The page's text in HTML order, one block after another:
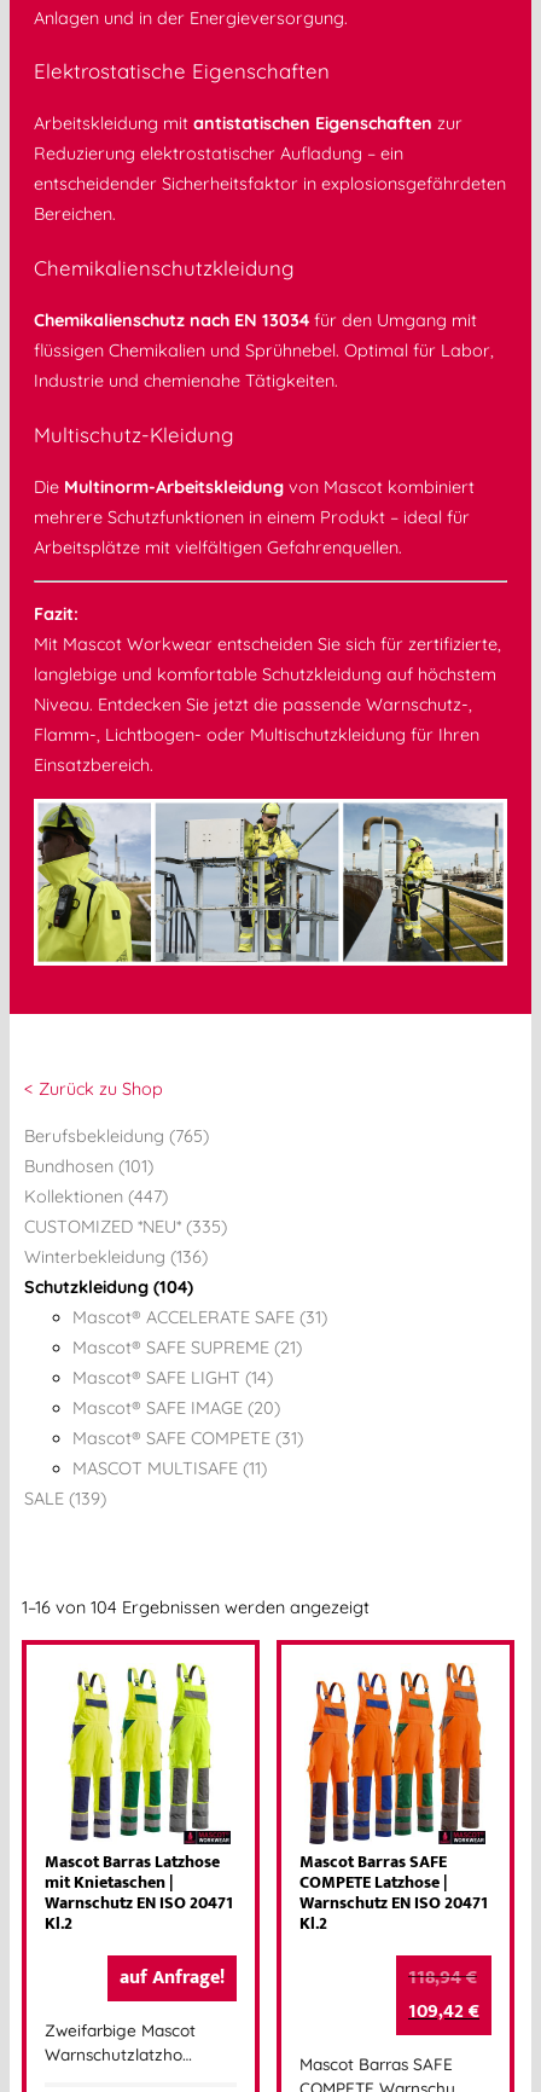
Anlagen und in der Energieversorgung.
Elektrostatische Eigenschaften
Arbeitskleidung mit antistatischen Eigenschaften zur
Reduzierung elektrostatischer Aufladung – ein
entscheidender Sicherheitsfaktor in explosionsgefährdeten
Bereichen.
Chemikalienschutzkleidung
Chemikalienschutz nach EN 13034 für den Umgang mit
flüssigen Chemikalien und Sprühnebel. Optimal für Labor,
Industrie und chemienahe Tätigkeiten.
Multischutz-Kleidung
Die Multinorm-Arbeitskleidung von Mascot kombiniert
mehrere Schutzfunktionen in einem Produkt – ideal für
Arbeitsplätze mit vielfältigen Gefahrenquellen.
Fazit:
Mit Mascot Workwear entscheiden Sie sich für zertifizierte,
langlebige und komfortable Schutzkleidung auf höchstem
Niveau. Entdecken Sie jetzt die passende Warnschutz-,
Flamm-, Lichtbogen- oder Multischutzkleidung für Ihren
Einsatzbereich.
< Zurück zu Shop
Berufsbekleidung (765)
Bundhosen (101)
Kollektionen (447)
CUSTOMIZED *NEU* (335)
Winterbekleidung (136)
Schutzkleidung (104)
Mascot® ACCELERATE SAFE (31)
Mascot® SAFE SUPREME (21)
Mascot® SAFE LIGHT (14)
Mascot® SAFE IMAGE (20)
Mascot® SAFE COMPETE (31)
MASCOT MULTISAFE (11)
SALE (139)
1–16 von 104 Ergebnissen werden angezeigt
Mascot Barras Latzhose
mit Knietaschen |
Warnschutz EN ISO 20471
Kl.2
auf Anfrage!
Zweifarbige Mascot
Warnschutzlatzho…
Mascot Barras SAFE
COMPETE Latzhose |
Warnschutz EN ISO 20471
Kl.2
118,94€
109,42€
Mascot Barras SAFE
COMPETE Warnschu…